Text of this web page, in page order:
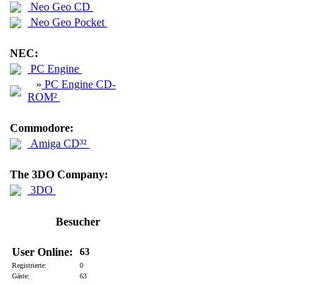
Neo Geo CD
Neo Geo Pocket
NEC:
PC Engine
» PC Engine CD-
ROM²
Commodore:
Amiga CD³²
The 3DO Company:
3DO
Besucher
User Online: 63
Registrierte:
0
Gäste:
63